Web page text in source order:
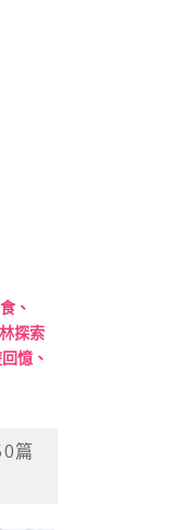
、
探索
憶、
篇